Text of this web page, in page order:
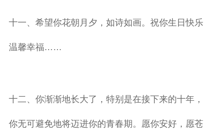
十一、希望你花朝月夕，如诗如画。祝你生日快乐
温馨幸福……
十二、你渐渐地长大了，特别是在接下来的十年，
你无可避免地将迈进你的青春期。愿你安好，愿苍